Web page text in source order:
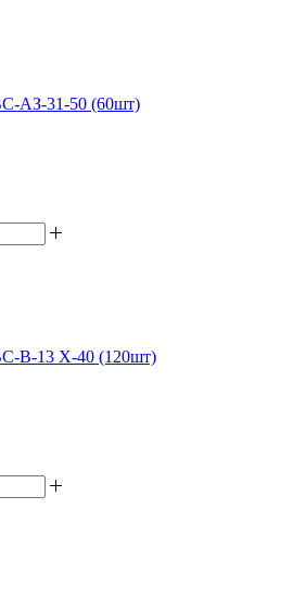
АЗ-31-50 (60шт)
В-13 Х-40 (120шт)